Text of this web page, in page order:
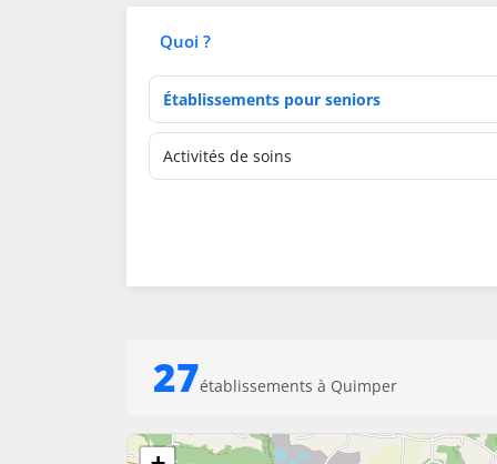
Quoi ?
Type d'établissement
Activités de soins
27établissements à Quimper